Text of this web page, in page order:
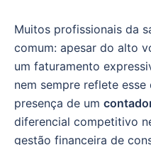
Muitos profissionais da
comum: apesar do alto
um faturamento
nem sempre reflete
presença de um
diferencial competitivo
gestão financeira de